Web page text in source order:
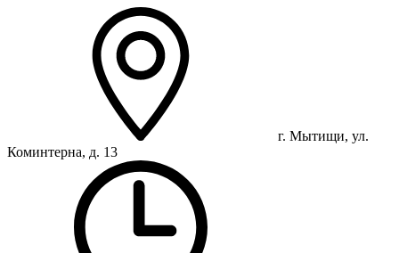
г. Мытищи, ул.
Коминтерна, д. 13